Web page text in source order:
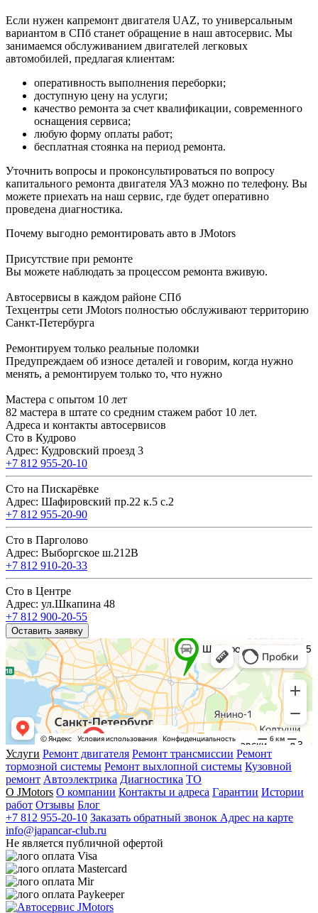
Если нужен капремонт двигателя UAZ, то универсальным
вариантом в СПб станет обращение в наш автосервис. Мы
занимаемся обслуживанием двигателей легковых
автомобилей, предлагая клиентам:
оперативность выполнения переборки;
доступную цену на услуги;
качество ремонта за счет квалификации, современного
оснащения сервиса;
любую форму оплаты работ;
бесплатная стоянка на период ремонта.
Уточнить вопросы и проконсультироваться по вопросу
капитального ремонта двигателя УАЗ можно по телефону. Вы
можете приехать на наш сервис, где будет оперативно
проведена диагностика.
Почему выгодно ремонтировать авто в JMotors
Присутствие при ремонте
Вы можете наблюдать за процессом ремонта вживую.
Автосервисы в каждом районе СПб
Техцентры сети JMotors полностью обслуживают территорию
Санкт-Петербурга
Ремонтируем только реальные поломки
Предупреждаем об износе деталей и говорим, когда нужно
менять, а ремонтируем только то, что нужно
Мастера с опытом 10 лет
82 мастера в штате со средним стажем работ 10 лет.
Адреса и контакты автосервисов
Сто в Кудрово
Адрес: Кудровский проезд 3
+7 812 955-20-10
Сто на Пискарёвке
Адрес: Шафировский пр.22 к.5 с.2
+7 812 955-20-90
Сто в Парголово
Адрес: Выборгское ш.212В
+7 812 910-20-33
Сто в Центре
Адрес: ул.Шкапина 48
+7 812 900-20-55
Оставить заявку
Услуги Ремонт двигателя Ремонт трансмиссии Ремонт
тормозной системы Ремонт выхлопной системы Кузовной
ремонт Автоэлектрика Диагностика ТО
О JMotors О компании Контакты и адреса Гарантии Истории
работ Отзывы Блог
+7 812 955-20-10 Заказать обратный звонок Адрес на карте
info@japancar-club.ru
Не является публичной офертой